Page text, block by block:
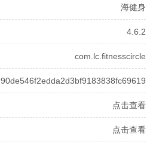
海健身
4.6.2
com.lc.fitnesscircle
90de546f2edda2d3bf9183838fc69619
点击查看
点击查看